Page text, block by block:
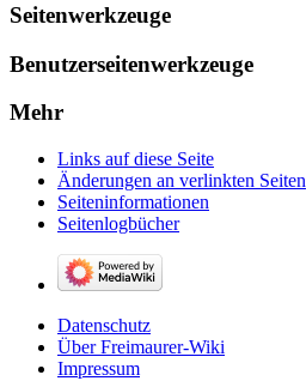
Seitenwerkzeuge
Benutzerseitenwerkzeuge
Mehr
Links auf diese Seite
Änderungen an verlinkten Seiten
Seiten­­informationen
Seitenlogbücher
Datenschutz
Über Freimaurer-Wiki
Impressum